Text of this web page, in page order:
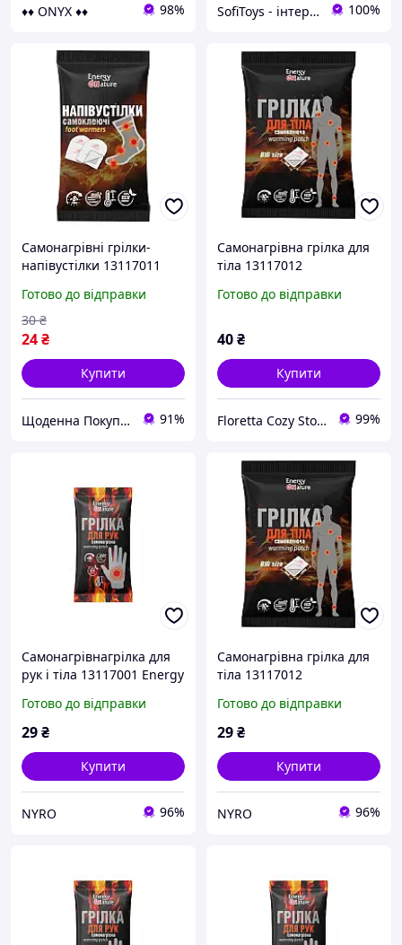
♦♦ ONYX ♦♦ 98% SofiToys - інтернет-магазин дитячих іграшок в Україні 100%
Самонагрівні грілки-
напівустілки 13117011
Готово до відправки
24₴
30 ₴
Купити
Щоденна Покупка 91%
Самонагрівна грілка для
тіла 13117012
Готово до відправки
40₴
Купити
Floretta Cozy Store 99%
Самонагрівнагрілка для
рук і тіла 13117001 Energy
Готово до відправки
29₴
Купити
NYRO 96%
Самонагрівна грілка для
тіла 13117012
Nature cx.
Готово до відправки
29₴
Купити
NYRO 96%